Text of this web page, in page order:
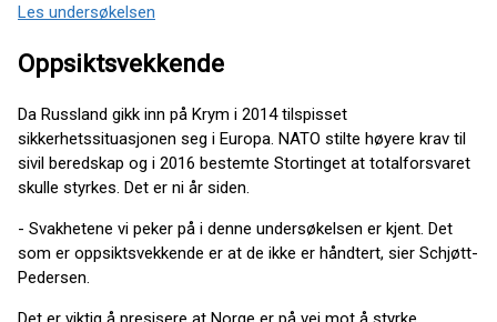
Les undersøkelsen
Oppsiktsvekkende
Da Russland gikk inn på Krym i 2014 tilspisset
sikkerhetssituasjonen seg i Europa. NATO stilte høyere krav til
sivil beredskap og i 2016 bestemte Stortinget at totalforsvaret
skulle styrkes. Det er ni år siden.
- Svakhetene vi peker på i denne undersøkelsen er kjent. Det
som er oppsiktsvekkende er at de ikke er håndtert, sier Schjøtt-
Pedersen.